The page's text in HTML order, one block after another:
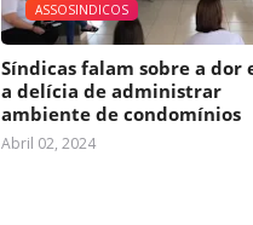
ASSOSINDICOS
Síndicas falam sobre a dor
a delícia de administrar
ambiente de condomínios
Abril 02, 2024